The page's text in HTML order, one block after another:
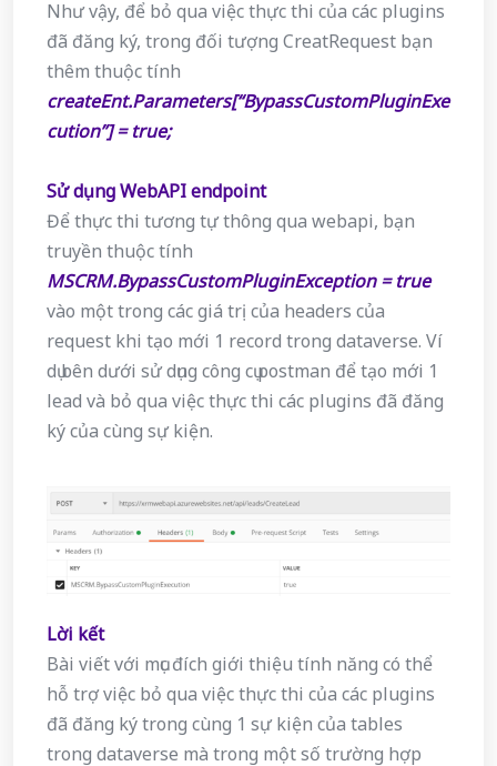
Như vậy, để bỏ qua việc thực thi của các plugins
đã đăng ký, trong đối tượng CreatRequest bạn
thêm thuộc tính
createEnt.Parameters[“BypassCustomPluginExe
cution”] = true;
Sử dụng WebAPI endpoint
Để thực thi tương tự thông qua webapi, bạn
truyền thuộc tính
MSCRM.BypassCustomPluginException = true
vào một trong các giá trị của headers của
request khi tạo mới 1 record trong dataverse. Ví
dụ bên dưới sử dụng công cụ postman để tạo mới 1
lead và bỏ qua việc thực thi các plugins đã đăng
ký của cùng sự kiện.
Lời kết
Bài viết với mục đích giới thiệu tính năng có thể
hỗ trợ việc bỏ qua việc thực thi của các plugins
đã đăng ký trong cùng 1 sự kiện của tables
trong dataverse mà trong một số trường hợp